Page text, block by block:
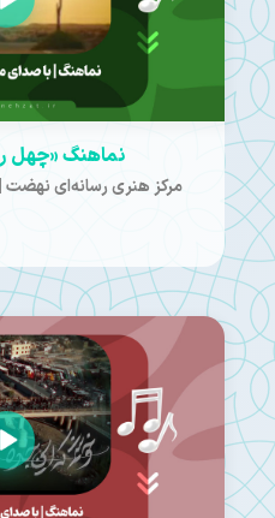
نماهنگ «چهل
مرکز هنری رسانه‌ای